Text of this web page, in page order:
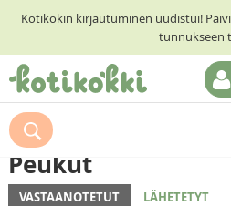
Kotikokin kirjautuminen uudistui!
tunnukseen
ETUSIVU
RESEPTIHAKU
RUOKATEEMAT
Peukut
VASTAANOTETUT LÄHETETYT